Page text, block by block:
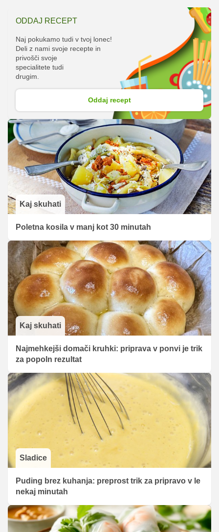
ODDAJ RECEPT
Naj pokukamo tudi v tvoj lonec!
Deli z nami svoje recepte in
privošči svoje
specialitete tudi
drugim.
Oddaj recept
Kaj skuhati
Poletna kosila v manj kot 30 minutah
Kaj skuhati
Najmehkejši domači kruhki: priprava v ponvi je trik
za popoln rezultat
Sladice
Puding brez kuhanja: preprost trik za pripravo v le
nekaj minutah